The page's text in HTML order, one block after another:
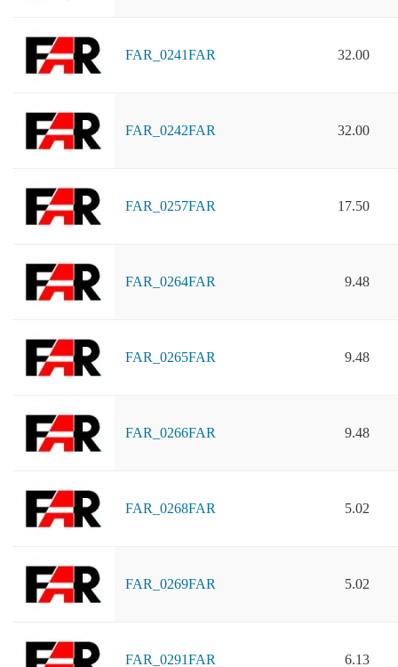
FAR_0241FAR 32.00
FAR_0242FAR 32.00
FAR_0257FAR 17.50
FAR_0264FAR 9.48
FAR_0265FAR 9.48
FAR_0266FAR 9.48
FAR_0268FAR 5.02
FAR_0269FAR 5.02
FAR_0291FAR 6.13